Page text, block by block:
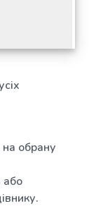
обрану
або